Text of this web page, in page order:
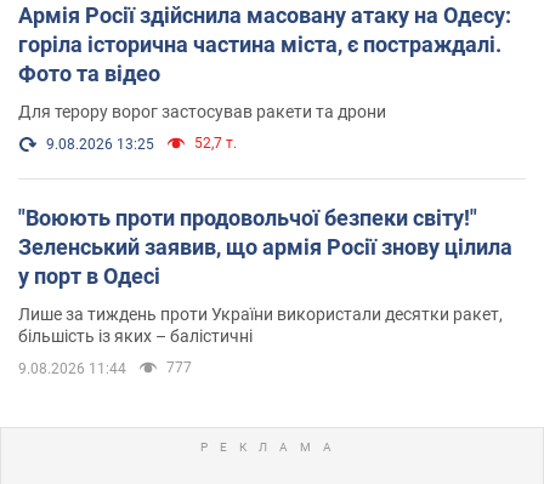
Армія Росії здійснила масовану атаку на Одесу:
горіла історична частина міста, є постраждалі.
Фото та відео
Для терору ворог застосував ракети та дрони
9.08.2026 13:25 52,7 т.
"Воюють проти продовольчої безпеки світу!"
Зеленський заявив, що армія Росії знову цілила
у порт в Одесі
Лише за тиждень проти України використали десятки ракет,
більшість із яких – балістичні
9.08.2026 11:44 777